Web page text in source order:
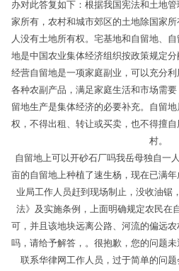
办对此答复如下：根据我国宪法和土地
家所有，农村和城市郊区的土地除国家
人没有土地所有权。宅基地和自留地、
地是中国农业集体经济组织按政策规定
经营自留地是一项家庭副业，可以充分
各种农副产品，满足家庭生活和市场需
留地生产是集体经济的必要补充。自留
权，不得出租、转让或买卖，也不得擅
村。
自留地上可以开砂石厂吗我岳母独自一
亩的自留地上种植了速生杨，现在已满
业局工作人员赶到现场制止，没收油锯
法》及实施条例，上面明确规定农民在
可，并且该地块远离公路、河流的偏远
吗，请给予解答，。很抱歉，您的问题
联系华律网工作人员，过于简单的问